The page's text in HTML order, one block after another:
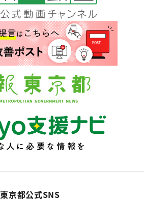
東京都公式SNS